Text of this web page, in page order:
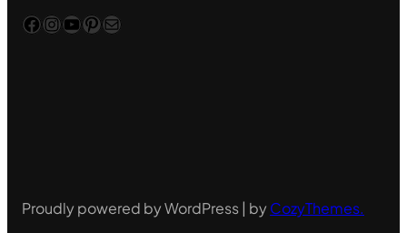
Facebook Instagram YouTube Pinterest Mail
Proudly powered by WordPress | byCozyThemes.